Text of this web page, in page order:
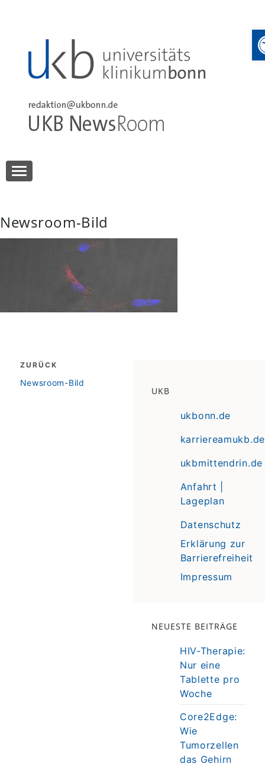
UKB NewsRoom
Newsroom-Bild
Beitragsnavigation
ZURÜCK
zurück
Newsroom-Bild
UKB
ukbonn.de
karriereamukb.de
ukbmittendrin.de
Anfahrt |
Lageplan
Datenschutz
Erklärung zur
Barrierefreiheit
Impressum
NEUESTE BEITRÄGE
HIV-Therapie:
Nur eine
Tablette pro
Woche
Core2Edge:
Wie
Tumorzellen
das Gehirn